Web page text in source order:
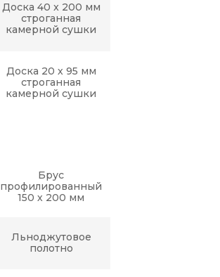
Доска 40 x 200 мм
строганная
камерной сушки
Доска 20 х 95 мм
строганная
камерной сушки
Брус
профилированный
150 х 200 мм
Льноджутовое
полотно